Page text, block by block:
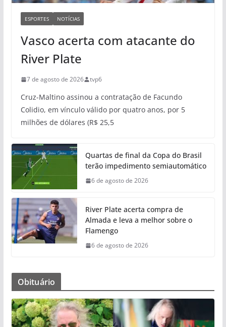
ESPORTES NOTÍCIAS
Vasco acerta com atacante do
River Plate
7 de agosto de 2026 tvp6
Cruz-Maltino assinou a contratação de Facundo
Colidio, em vínculo válido por quatro anos, por 5
milhões de dólares (R$ 25,5
Quartas de final da Copa do Brasil
terão impedimento semiautomático
6 de agosto de 2026
River Plate acerta compra de
Almada e leva a melhor sobre o
Flamengo
6 de agosto de 2026
Obituário